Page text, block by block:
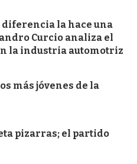
diferencia la hace una
Curcio analiza el
la industria automotriz
más jóvenes de la
pizarras; el partido